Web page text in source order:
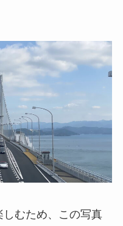
しむため、この写真